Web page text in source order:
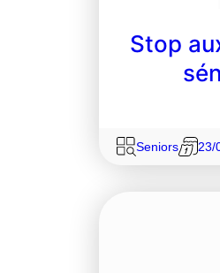
Stop
Seniors 23/